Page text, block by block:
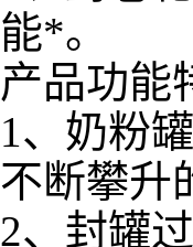
能*。
产品功能
1、奶粉
不断攀升
2、封罐